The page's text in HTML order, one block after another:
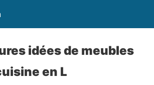
idées de meubles
en L